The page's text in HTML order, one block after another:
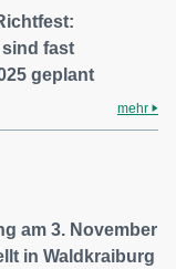
fast
geplant
mehr
am 3. November
in Waldkraiburg